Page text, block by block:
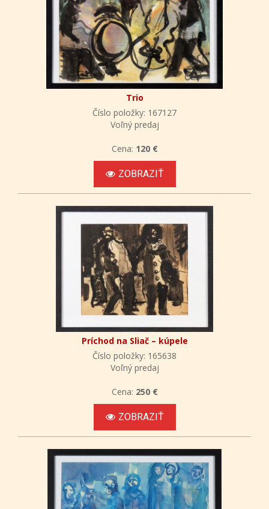
Trio
Číslo položky: 167127
Voľný predaj
Cena: 120 €
ZOBRAZIŤ
Príchod na Sliač – kúpele
Číslo položky: 165638
Voľný predaj
Cena: 250 €
ZOBRAZIŤ